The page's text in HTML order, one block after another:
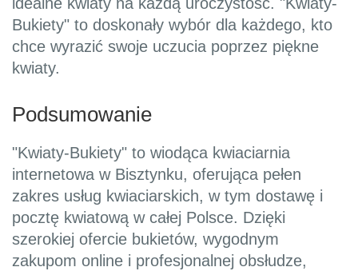
idealne kwiaty na każdą uroczystość. "Kwiaty-
Bukiety" to doskonały wybór dla każdego, kto
chce wyrazić swoje uczucia poprzez piękne
kwiaty.
Podsumowanie
"Kwiaty-Bukiety" to wiodąca kwiaciarnia
internetowa w Bisztynku, oferująca pełen
zakres usług kwiaciarskich, w tym dostawę i
pocztę kwiatową w całej Polsce. Dzięki
szerokiej ofercie bukietów, wygodnym
zakupom online i profesjonalnej obsłudze,